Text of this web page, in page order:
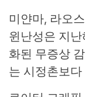
미얀마, 라오
윈난성은 지
화된 무증상
는 시정촌보